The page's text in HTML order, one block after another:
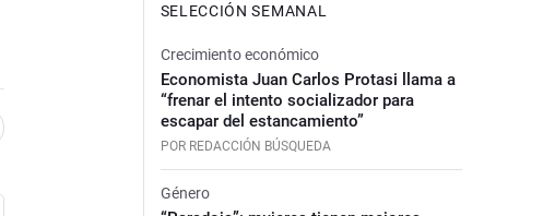
SELECCIÓN SEMANAL
Crecimiento económico
Economista Juan Carlos Protasi llama a
“frenar el intento socializador para
escapar del estancamiento”
POR REDACCIÓN BÚSQUEDA
Género